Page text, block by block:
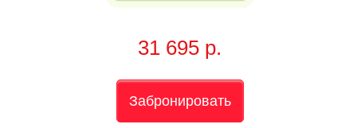
31 695 р.
Забронировать